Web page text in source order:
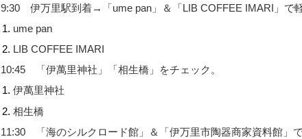
9:30 伊万里駅到着→「ume pan」＆「LIB COFFEE IMARI」で
ume pan
LIB COFFEE IMARI
10:45 「伊萬里神社」「相生橋」をチェック。
伊萬里神社
相生橋
11:30 「海のシルクロード館」＆「伊万里市陶器商家資料館」で